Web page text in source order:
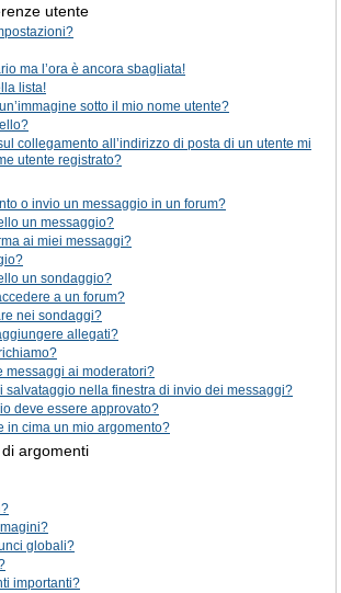
utente
ma l’ora è ancora sbagliata!
lista!
sotto il mio nome utente?
collegamento all’indirizzo di posta di un utente mi
utente registrato?
o invio un messaggio in un forum?
un messaggio?
ai miei messaggi?
un sondaggio?
a un forum?
nei sondaggi?
allegati?
messaggi ai moderatori?
salvataggio nella finestra di invio dei messaggi?
deve essere approvato?
in cima un mio argomento?
argomenti
globali?
importanti?